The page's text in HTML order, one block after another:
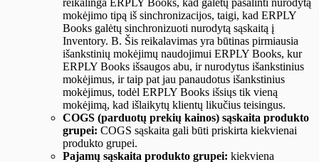
mokėjimo tipą iš sinchronizacijos, taigi, kad ERPLY
Books galėtų sinchronizuoti nurodytą sąskaitą į
Inventory. B. Šis reikalavimas yra būtinas pirmiausia
išankstinių mokėjimų naudojimui ERPLY Books, kur
ERPLY Books išsaugos abu, ir nurodytus išankstinius
mokėjimus, ir taip pat jau panaudotus išankstinius
mokėjimus, todėl ERPLY Books išsiųs tik vieną
mokėjimą, kad išlaikytų klientų likučius teisingus.
COGS (parduotų prekių kainos) sąskaita produkto
grupei: COGS sąskaita gali būti priskirta kiekvienai
produkto grupei.
Pajamų sąskaita produkto grupei: kiekviena